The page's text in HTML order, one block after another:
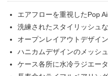
エアフローを重視したPop
洗練されたスタイリッシュ
オープンレイアウトデザイ
ハニカムデザインのメッシ
ケース各所に水冷ラジエー